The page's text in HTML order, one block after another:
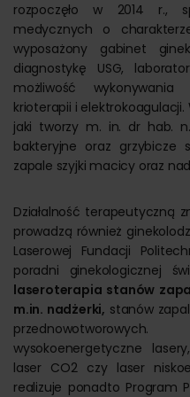
rozpoczęło w 2014 r.,
medycznych o
wyposażony gabinet
diagnostykę USG,
możliwość
krioterapii i elektrokoagulacji.
jaki tworzy m. in. dr hab.
bakteryjne oraz
zapale szyjki macicy oraz
Działalność terapeutyczną
prowadzą również
Laserowej Fundacji
poradni ginekologicznej
laseroterapia stanów
m.in. nadżerki, stanów
wysokoenergetyczne
laser CO2 czy laser
realizuje ponadto Program